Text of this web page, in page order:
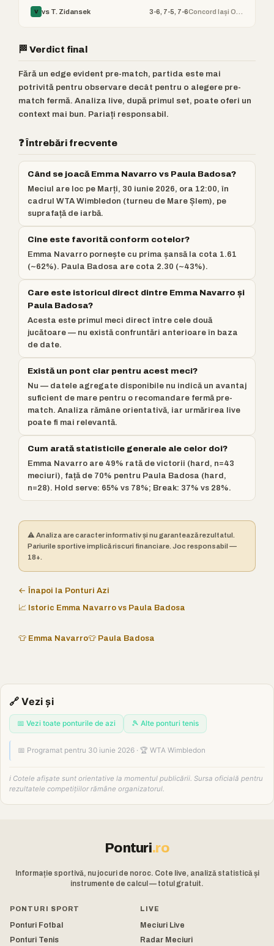
V vs T. Zidansek 3-6, 7-5, 7-6
🏁 Verdict final
Fără un edge evident pre-match, partida este mai
potrivită pentru observare decât pentru o alegere pre-
match fermă. Analiza live, după primul set, poate oferi un
context mai bun. Pariați responsabil.
❓ Întrebări frecvente
Când se joacă Emma Navarro vs Paula Badosa?
Meciul are loc pe Marți, 30 iunie 2026, ora 12:00, în
cadrul WTA Wimbledon (turneu de Mare Șlem), pe
suprafață de iarbă.
Cine este favorită conform cotelor?
Emma Navarro pornește cu prima șansă la cota 1.61
(~62%). Paula Badosa are cota 2.30 (~43%).
Care este istoricul direct dintre Emma Navarro și
Paula Badosa?
Acesta este primul meci direct între cele două
jucătoare — nu există confruntări anterioare în baza
de date.
Există un pont clar pentru acest meci?
Nu — datele agregate disponibile nu indică un avantaj
suficient de mare pentru o recomandare fermă pre-
match. Analiza rămâne orientativă, iar urmărirea live
poate fi mai relevantă.
Cum arată statisticile generale ale celor doi?
Emma Navarro are 49% rată de victorii (hard, n=43
meciuri), față de 70% pentru Paula Badosa (hard,
n=28). Hold serve: 65% vs 78%; Break: 37% vs 28%.
⚠️ Analiza are caracter informativ și nu garantează rezultatul.
Pariurile sportive implică riscuri financiare. Joc responsabil —
18+.
← Înapoi la Ponturi Azi
📈 Istoric Emma Navarro vs Paula Badosa
👕 Emma Navarro👕 Paula Badosa
🔗 Vezi și
📅 Vezi toate ponturile de azi 🎾 Alte ponturi tenis
📅 Programat pentru 30 iunie 2026 · 🏆 WTA Wimbledon
ℹ️ Cotele afișate sunt orientative la momentul publicării. Sursa oficială pentru
rezultatele competițiilor rămâne organizatorul.
Ponturi.ro
Informație sportivă, nu jocuri de noroc. Cote live, analiză statistică și
instrumente de calcul — totul gratuit.
PONTURI SPORT
Ponturi Fotbal
Ponturi Tenis
LIVE
Meciuri Live
Radar Meciuri